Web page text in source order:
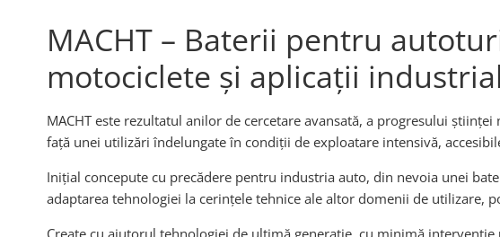
MACHT – Baterii pentru
motociclete și aplicații
MACHT este rezultatul anilor de cercetare avansată, a progresului
față unei utilizări îndelungate în condiții de exploatare intensivă,
Inițial concepute cu precădere pentru industria auto, din nevoia unei
adaptarea tehnologiei la cerințele tehnice ale altor domenii de utilizare,